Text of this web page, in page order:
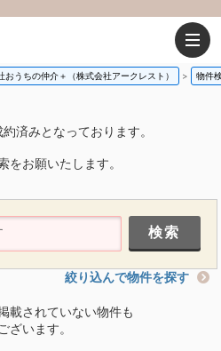
うちの仲介＋（株式会社アークレスト） 物件
済みとなっております。
をお願いたします。
絞り込んで物件を探す
載されていない物件も
ざいます。